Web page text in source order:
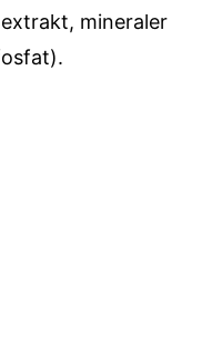
mineraler